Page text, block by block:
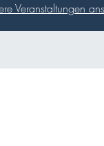
Veranstaltungen